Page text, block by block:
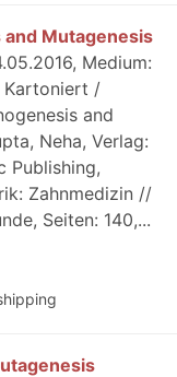
Mutagenesis
Medium:
Kartoniert /
and
Neha, Verlag:
Publishing,
Zahnmedizin //
Seiten: 140,...